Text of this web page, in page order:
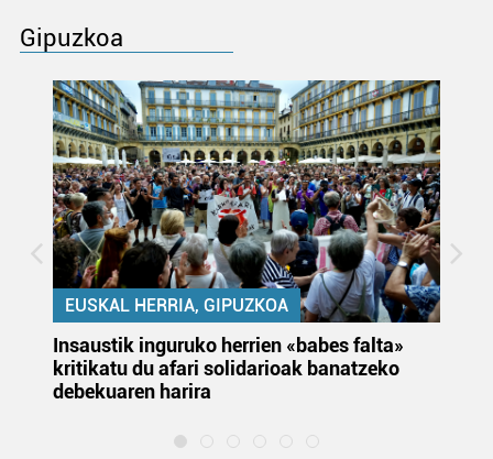
Gipuzkoa
EUSKAL HERRIA, GIPUZKOA
Insaustik inguruko herrien «babes falta»
kritikatu du afari solidarioak banatzeko
debekuaren harira